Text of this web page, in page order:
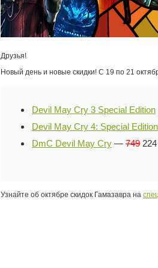
Друзья!
Новый день и новые скидки! С 19 по 21
Devil May Cry 3 Special Edition
Devil May Cry 4: Special Edition
DmC Devil May Cry — 749
Узнайте об октябре скидок Гамазавра на